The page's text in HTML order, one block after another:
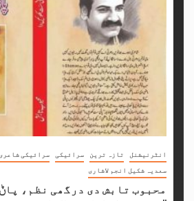
انٹرنیشنل تازہ ترین سرائیکی سرائیکی شاعری
سعدیہ شکیل انجم لاشاری
محبوب تابش دی درگھی نظم،